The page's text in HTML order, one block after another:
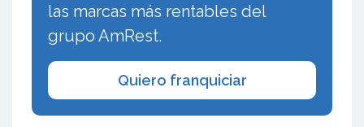
las marcas más rentables del
grupo AmRest.
Quiero franquiciar